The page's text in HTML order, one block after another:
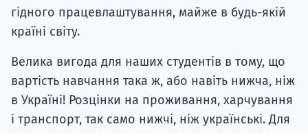
гідного працевлаштування, майже в будь-якій
країні світу.
Велика вигода для наших студентів в тому, що
вартість навчання така ж, або навіть нижча, ніж
в Україні! Розцінки на проживання, харчування
і транспорт, так само нижчі, ніж українські. Для